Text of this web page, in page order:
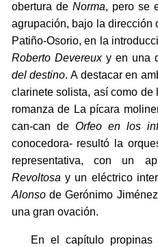
obertura de Norma, pero se
agrupación, bajo la dirección
Patiño-Osorio, en la
Roberto Devereuxy en una
del destino. A destacar en
clarinete solista, así como
romanza de La pícara
can-can deOrfeo en los
conocedora- resultó la
representativa, con un
Revoltosa y un eléctrico
Alonsode Gerónimo
una gran ovación.
En el capítulo propinas